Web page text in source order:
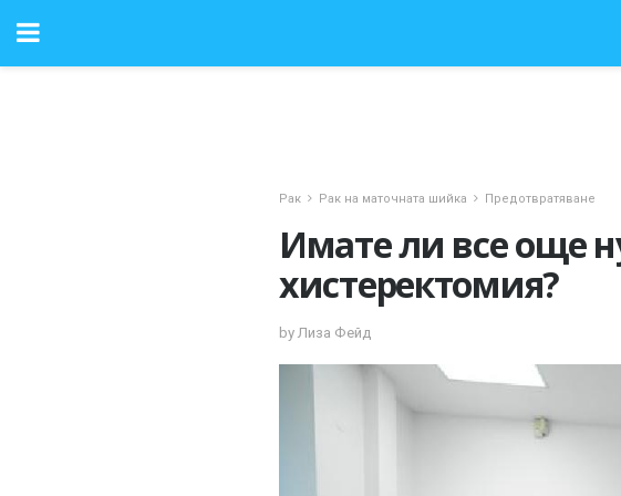
Рак Рак на маточната шийка Предотвратяване
Имате ли все още
хистеректомия?
by Лиза Фейд